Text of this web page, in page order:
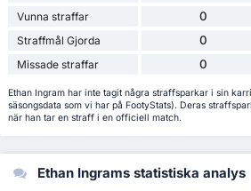
Vunna straffar 0
Straffmål Gjorda 0
Missade straffar 0
Ethan Ingram har inte tagit några straffsparkar i sin
säsongsdata som vi har på FootyStats). Deras
när han tar en straff i en officiell match.
Ethan Ingrams statistiska analys